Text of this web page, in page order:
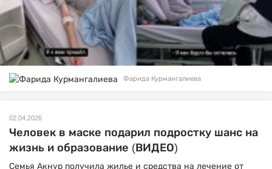
Фарида Курмангалиева
02.04.2026
Человек в маске подарил подростку шанс на
жизнь и образование (ВИДЕО)
Семья Акнур получила жилье и средства на лечение от